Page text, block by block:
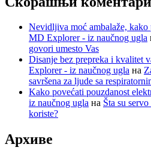
Nevidljiva moć ambalaže,
MD Explorer - iz naučnog ugla
govori umesto Vas
Disanje bez prepreka i kvalitet
Explorer - iz naučnog ugla на
savršena za ljude sa
Kako povećati pouzdanost
iz naučnog ugla на Šta su
koriste?
Архиве